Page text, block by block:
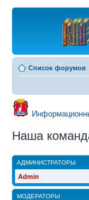
Список форумов
Наша
АДМИНИСТРАТОРЫ
Admin
МОДЕРАТОРЫ